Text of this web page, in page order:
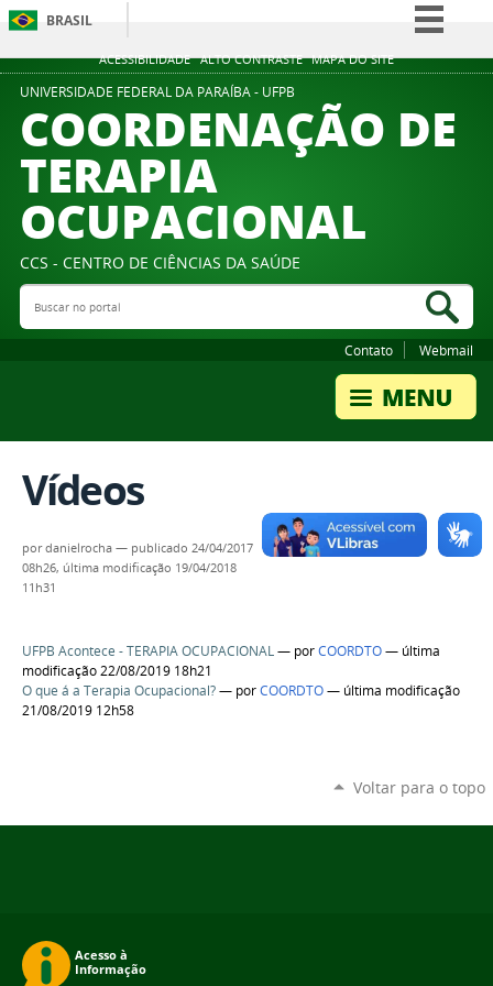
ACESSIBILIDADE ALTO CONTRASTE MAPA DO SITE
BRASIL
Simplifique!
Participe
Acesso à informação
Canais
UNIVERSIDADE FEDERAL DA PARAÍBA - UFPB
COORDENAÇÃO DE
TERAPIA
OCUPACIONAL
CCS - CENTRO DE CIÊNCIAS DA SAÚDE
Buscar no portal
Contato Webmail
Vídeos
pordanielrocha — publicado 24/04/2017
08h26, última modificação 19/04/2018
11h31
UFPB Acontece - TERAPIA OCUPACIONAL— porCOORDTO— última
modificação 22/08/2019 18h21
O que á a Terapia Ocupacional?— porCOORDTO— última modificação
21/08/2019 12h58
Voltar para o topo